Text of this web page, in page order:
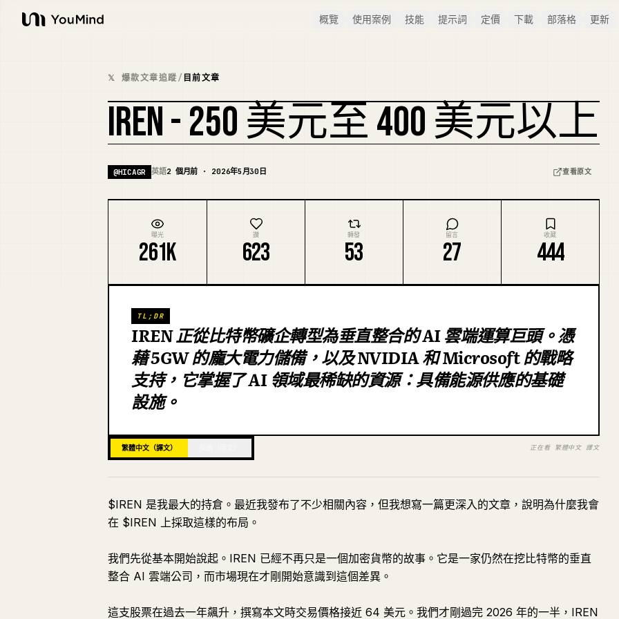
YouMind
概覽 使用案例 技能 提示詞 定價 下載 部落格 更新
𝕏 爆款文章追蹤/ 目前文章
IREN - 250 美元至 400 美元以上
@HICAGR 英語2 個月前 · 2026年5月30日 查看原文
曝光
261K
讚
623
轉發
53
留言
27
收藏
444
TL;DR
IREN 正從比特幣礦企轉型為垂直整合的 AI 雲端運算巨頭。憑
藉 5GW 的龐大電力儲備，以及 NVIDIA 和 Microsoft 的戰略
支持，它掌握了 AI 領域最稀缺的資源：具備能源供應的基礎
設施。
繁體中文（譯文） 正在看 繁體中文 譯文
$IREN 是我最大的持倉。最近我發布了不少相關內容，但我想寫一篇更深入的文章，說明為什麼我會
在 $IREN 上採取這樣的布局。
我們先從基本開始說起。IREN 已經不再只是一個加密貨幣的故事。它是一家仍然在挖比特幣的垂直
整合 AI 雲端公司，而市場現在才剛開始意識到這個差異。
這支股票在過去一年飆升，撰寫本文時交易價格接近 64 美元。我們才剛過完 2026 年的一半，IREN